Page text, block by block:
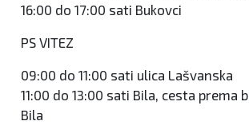
16:00 do 17:00 sati Bukovci
PS VITEZ
09:00 do 11:00 sati ulica Lašvanska
11:00 do 13:00 sati Bila, cesta prema
Bila